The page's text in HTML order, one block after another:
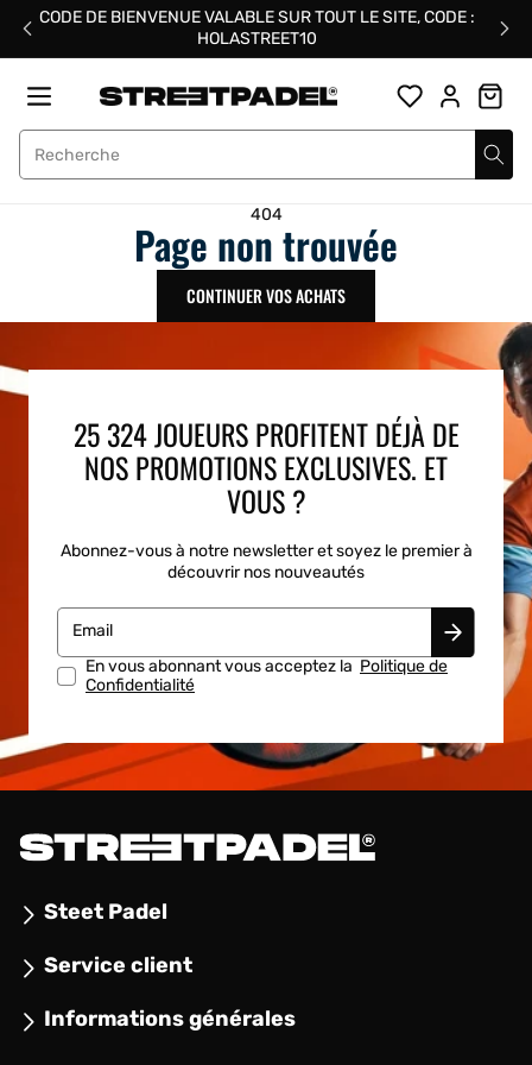
PasserCODE DE BIENVENUE VALABLE SUR TOUT LE SITE, CODE :
HOLASTREET10
Street Padel
404
Page non trouvée
CONTINUER VOS ACHATS
25 324 JOUEURS PROFITENT DÉJÀ DE
NOS PROMOTIONS EXCLUSIVES. ET
VOUS ?
Abonnez-vous à notre newsletter et soyez le premier à
découvrir nos nouveautés
Email
En vous abonnant vous acceptez la Politique de
Confidentialité
Steet Padel
Service client
Informations générales